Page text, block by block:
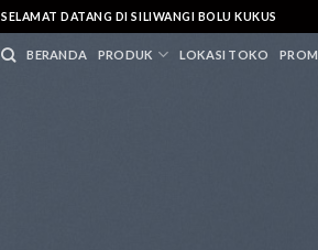
SELAMAT DATANG DI SILIWANGI BOLU KUKUS
BERANDA PRODUK LOKASI TOKO